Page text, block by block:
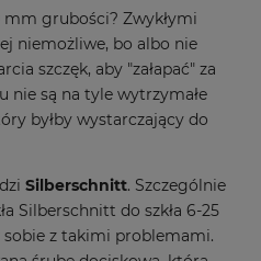
mm grubości? Zwykłymi
niemożliwe, bo albo nie
szczęk, aby "załapać" za
nie są na tyle wytrzymałe
byłby wystarczający do
Silberschnitt. Szczególnie
Silberschnitt do szkła 6-25
sobie z takimi problemami.